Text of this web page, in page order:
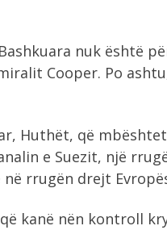
nuk është
Cooper. Po
Huthët, që
e Suezit, një
në rrugën drejt
kanë nën kontroll